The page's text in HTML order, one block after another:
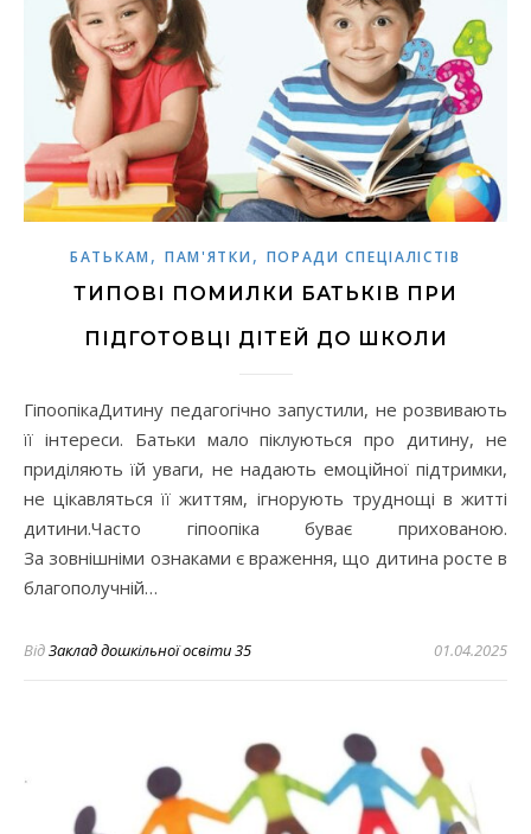
БАТЬКАМ , ПАМ'ЯТКИ , ПОРАДИ СПЕЦІАЛІСТІВ
ТИПОВІ ПОМИЛКИ БАТЬКІВ ПРИ
ПІДГОТОВЦІ ДІТЕЙ ДО ШКОЛИ
ГіпоопікаДитину педагогічно запустили, не розвивають
її інтереси. Батьки мало пік­луються про дитину, не
приділяють їй уваги, не надають емоційної підтримки,
не цікавляться її життям, ігнорують труднощі в житті
дитини.Часто гіпоопіка буває прихованою.
За зовнішніми ознаками є враження, що дитина росте в
благополучній…
ВідЗаклад дошкільної освіти 35 01.04.2025